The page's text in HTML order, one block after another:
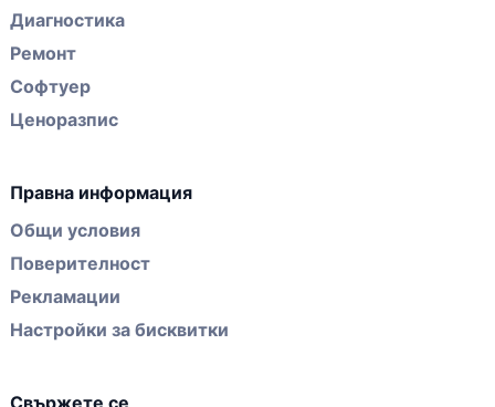
Диагностика
Ремонт
Софтуер
Ценоразпис
Правна информация
Общи условия
Поверителност
Рекламации
Настройки за бисквитки
Свържете се